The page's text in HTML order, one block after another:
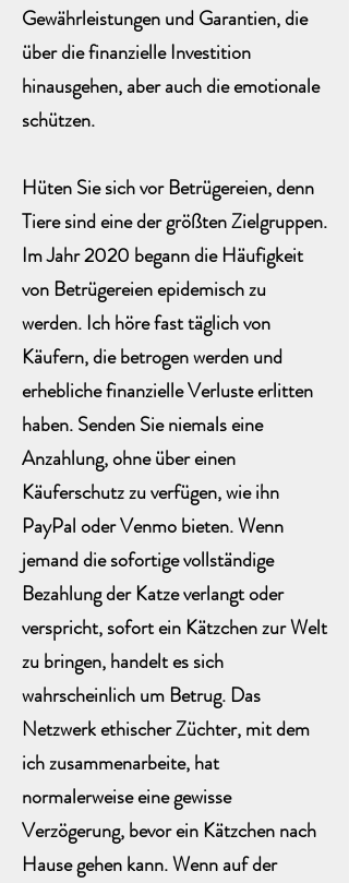
Gewährleistungen und Garantien, die
über die finanzielle Investition
hinausgehen, aber auch die emotionale
schützen.
Hüten Sie sich vor Betrügereien, denn
Tiere sind eine der größten Zielgruppen.
Im Jahr 2020 begann die Häufigkeit
von Betrügereien epidemisch zu
werden. Ich höre fast täglich von
Käufern, die betrogen werden und
erhebliche finanzielle Verluste erlitten
haben. Senden Sie niemals eine
Anzahlung, ohne über einen
Käuferschutz zu verfügen, wie ihn
PayPal oder Venmo bieten. Wenn
jemand die sofortige vollständige
Bezahlung der Katze verlangt oder
verspricht, sofort ein Kätzchen zur Welt
zu bringen, handelt es sich
wahrscheinlich um Betrug. Das
Netzwerk ethischer Züchter, mit dem
ich zusammenarbeite, hat
normalerweise eine gewisse
Verzögerung, bevor ein Kätzchen nach
Hause gehen kann. Wenn auf der